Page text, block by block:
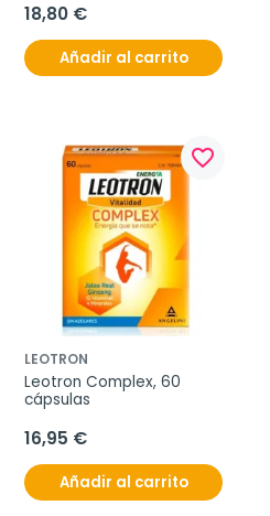
18,80 €
Añadir al carrito
favorite_border
LEOTRON
Leotron Complex, 60
cápsulas
16,95 €
Añadir al carrito